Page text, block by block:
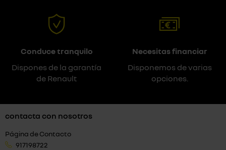
Conduce tranquilo
Dispones de la garantía
de Renault
Necesitas financiar
Disponemos de varias
opciones.
contacta con nosotros
Página de Contacto
917198722